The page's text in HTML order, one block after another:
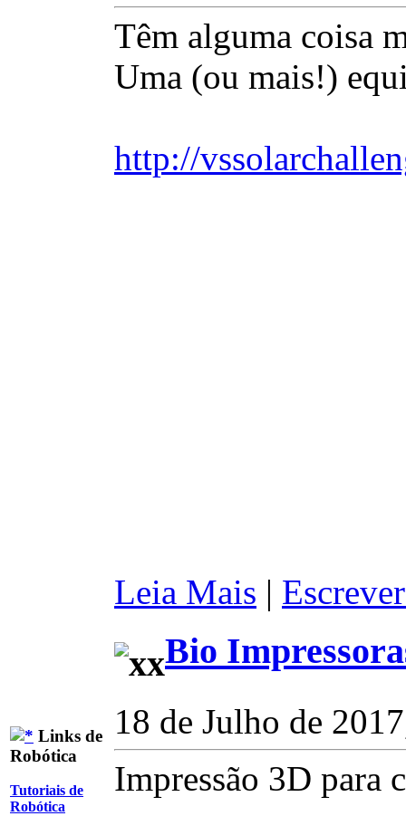
Links de
Robótica
Tutoriais de
Robótica
Têm alguma coisa
Uma (ou mais!)
http://
Leia Mais |
Bio
18 de Julho de
Impressão 3D para